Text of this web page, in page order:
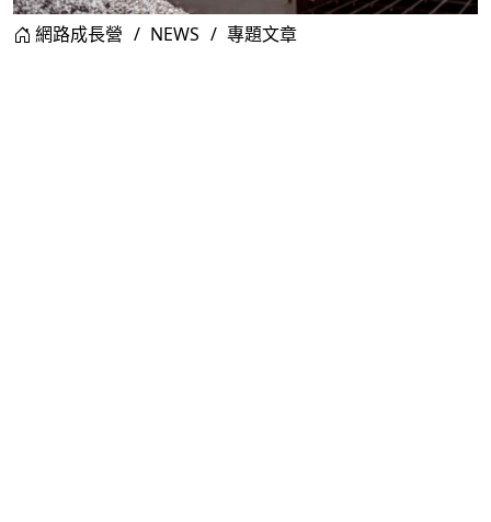
網路成長營 NEWS 專題文章